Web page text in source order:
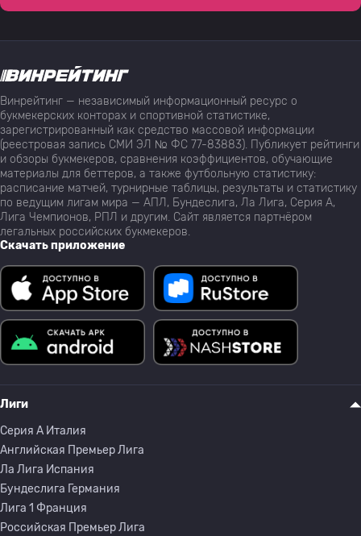
Винрейтинг — независимый информационный ресурс о
букмекерских конторах и спортивной статистике,
зарегистрированный как средство массовой информации
(реестровая запись СМИ ЭЛ № ФС 77-83883). Публикует рейтинги
и обзоры букмекеров, сравнения коэффициентов, обучающие
материалы для беттеров, а также футбольную статистику:
расписание матчей, турнирные таблицы, результаты и статистику
по ведущим лигам мира — АПЛ, Бундеслига, Ла Лига, Серия А,
Лига Чемпионов, РПЛ и другим. Сайт является партнёром
легальных российских букмекеров.
Скачать приложение
Лиги
Серия A Италия
Английская Премьер Лига
Ла Лига Испания
Бундеслига Германия
Лига 1 Франция
Российская Премьер Лига